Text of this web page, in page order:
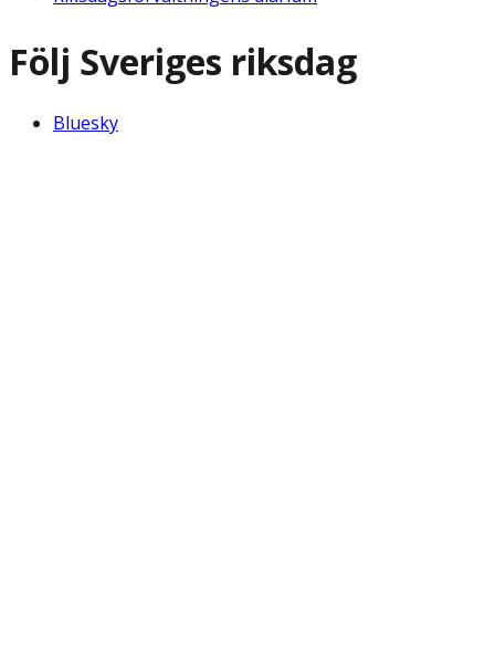
Följ Sveriges riksdag
Bluesky